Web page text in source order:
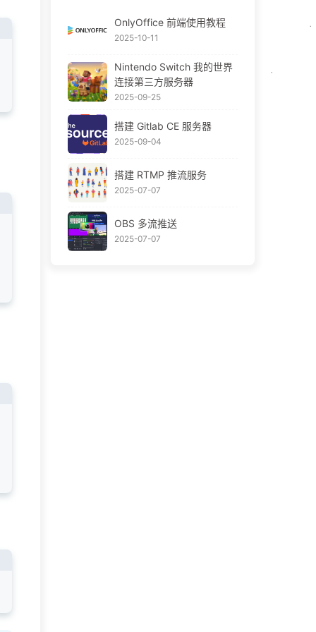
OnlyOffice 前端使用教程
2025-10-11
Nintendo Switch 我的世界
连接第三方服务器
2025-09-25
搭建 Gitlab CE 服务器
2025-09-04
搭建 RTMP 推流服务
2025-07-07
OBS 多流推送
2025-07-07